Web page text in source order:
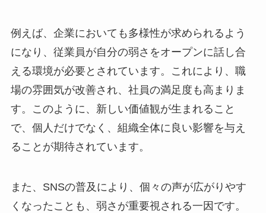
例えば、企業においても多様性が求められるよう
になり、従業員が自分の弱さをオープンに話し合
える環境が必要とされています。これにより、職
場の雰囲気が改善され、社員の満足度も高まりま
す。このように、新しい価値観が生まれること
で、個人だけでなく、組織全体に良い影響を与え
ることが期待されています。
また、SNSの普及により、個々の声が広がりやす
くなったことも、弱さが重要視される一因です。